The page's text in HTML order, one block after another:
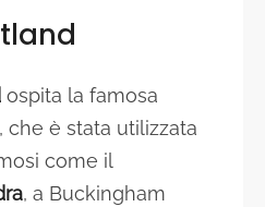
ospita la famosa
che è stata utilizzata
come il
, a Buckingham